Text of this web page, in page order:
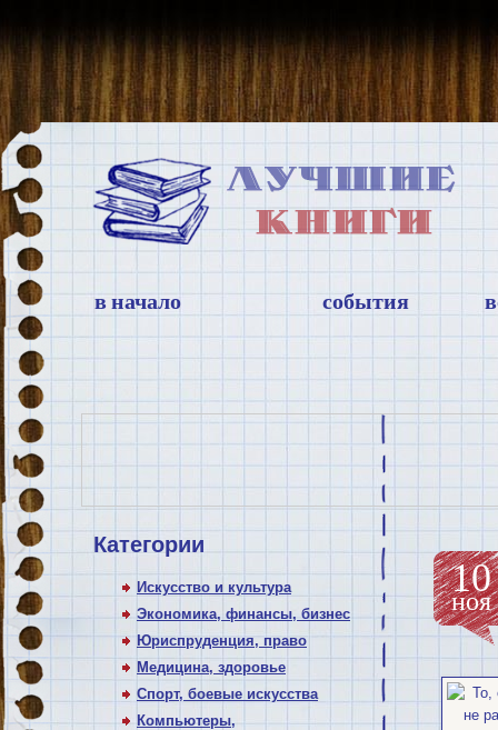
в начало события
Категории
Искусство и культура
Экономика, финансы, бизнес
Юриспруденция, право
Медицина, здоровье
Спорт, боевые искусства
Компьютеры,
10
ноя